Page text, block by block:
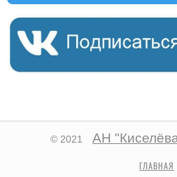
© 2021 АН
ГЛАВНАЯ